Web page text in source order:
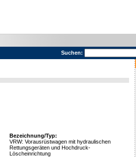
Suchen:
Bezeichnung/Typ:
VRW: Vorausrüstwagen mit hydraulischen
Rettungsgeräten und Hochdruck-
Löscheinrichtung